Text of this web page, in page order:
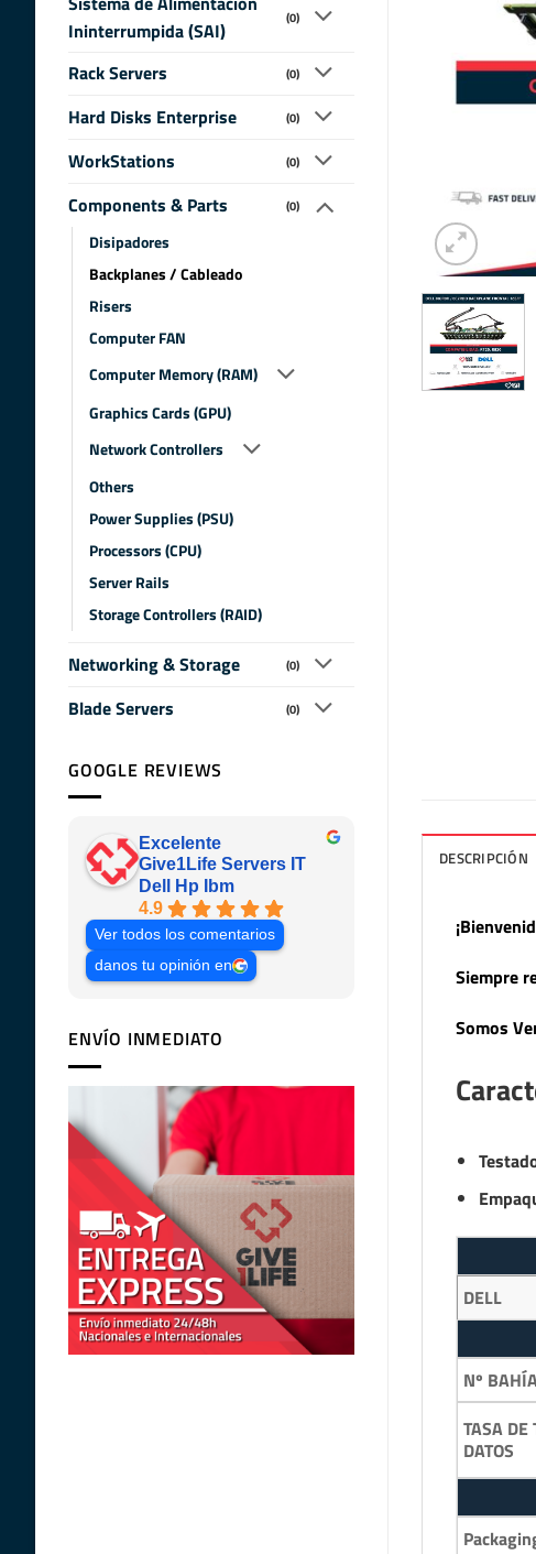
Ininterrumpida (SAI)
(0)
Rack Servers (0)
Hard Disks Enterprise (0)
WorkStations (0)
Components & Parts (0)
Disipadores
Backplanes / Cableado
Risers
Computer FAN
Computer Memory (RAM)
Graphics Cards (GPU)
Network Controllers
Others
Power Supplies (PSU)
Processors (CPU)
Server Rails
Storage Controllers (RAID)
Networking & Storage (0)
Blade Servers (0)
GOOGLE REVIEWS
Excelente
Give1Life Servers IT
Dell Hp Ibm
4.9
Ver todos los comentarios
danos tu opinión en
ENVÍO INMEDIATO
DESCRIPCIÓN
Siempre
Somos
DELL
Nº
TASA DE
DATOS